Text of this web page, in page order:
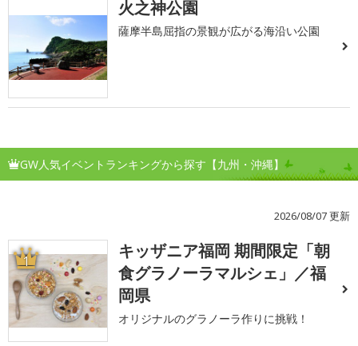
火之神公園
薩摩半島屈指の景観が広がる海沿い公園
GW人気イベントランキングから探す【九州・沖縄】
2026/08/07 更新
1
キッザニア福岡 期間限定「朝
食グラノーラマルシェ」／福
岡県
オリジナルのグラノーラ作りに挑戦！